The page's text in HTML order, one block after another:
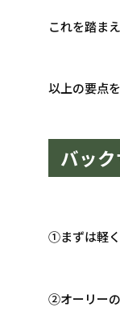
これを踏ま
以上の要点
バッ
①まずは軽く
②オーリーの